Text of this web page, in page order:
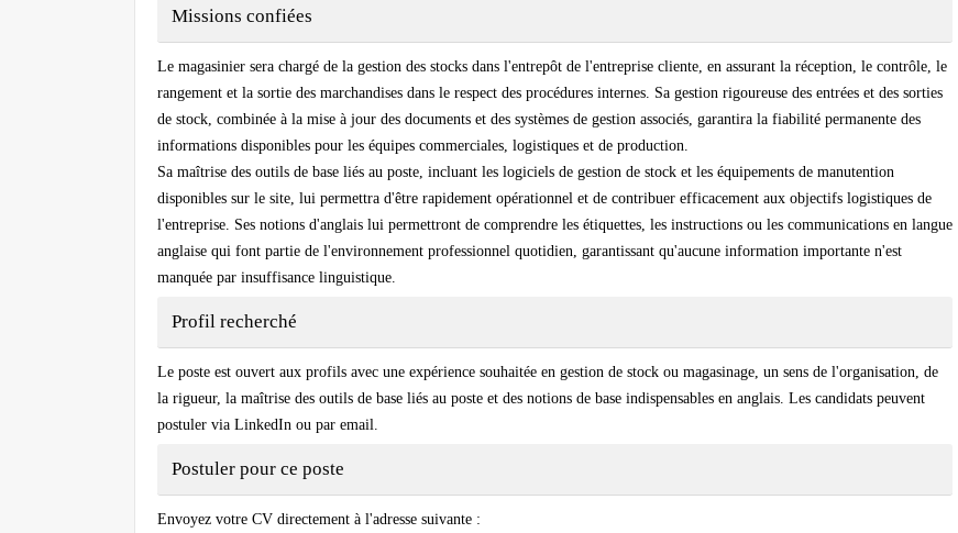
Missions confiées
Le magasinier sera chargé de la gestion des stocks dans l'entrepôt de l'entreprise cliente, en assurant la réception, le contrôle, le
rangement et la sortie des marchandises dans le respect des procédures internes. Sa gestion rigoureuse des entrées et des sorties
de stock, combinée à la mise à jour des documents et des systèmes de gestion associés, garantira la fiabilité permanente des
informations disponibles pour les équipes commerciales, logistiques et de production.
Sa maîtrise des outils de base liés au poste, incluant les logiciels de gestion de stock et les équipements de manutention
disponibles sur le site, lui permettra d'être rapidement opérationnel et de contribuer efficacement aux objectifs logistiques de
l'entreprise. Ses notions d'anglais lui permettront de comprendre les étiquettes, les instructions ou les communications en langue
anglaise qui font partie de l'environnement professionnel quotidien, garantissant qu'aucune information importante n'est
manquée par insuffisance linguistique.
Profil recherché
Le poste est ouvert aux profils avec une expérience souhaitée en gestion de stock ou magasinage, un sens de l'organisation, de
la rigueur, la maîtrise des outils de base liés au poste et des notions de base indispensables en anglais. Les candidats peuvent
postuler via LinkedIn ou par email.
Postuler pour ce poste
Envoyez votre CV directement à l'adresse suivante :